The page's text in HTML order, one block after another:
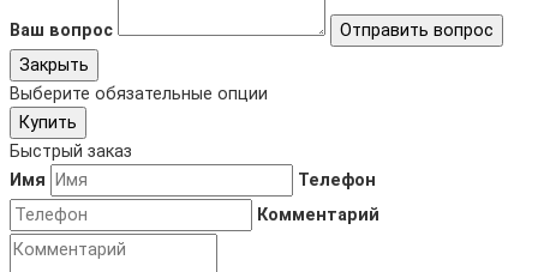
Ваш вопрос
Отправить вопрос
Закрыть
Выберите обязательные опции
Купить
Быстрый заказ
Имя
Телефон
Комментарий